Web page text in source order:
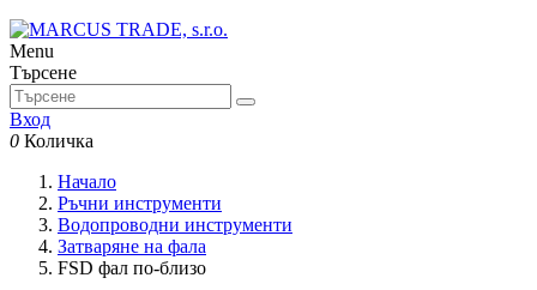
Menu
Търсене
Вход
0 Количка
Начало
Ръчни инструменти
Водопроводни инструменти
Затваряне на фала
FSD фал по-близо